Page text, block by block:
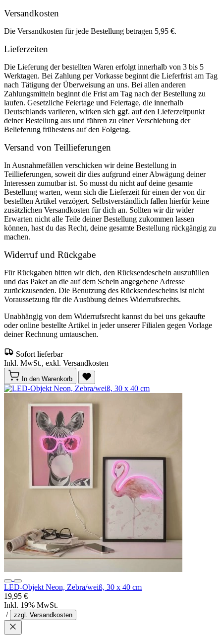
Versandkosten
Die Versandkosten für jede Bestellung betragen 5,95 €.
Lieferzeiten
Die Lieferung der bestellten Waren erfolgt innerhalb von 3 bis 5
Werktagen. Bei Zahlung per Vorkasse beginnt die Lieferfrist am Tag
nach Tätigung der Überweisung an uns. Bei allen anderen
Zahlungsmitteln beginnt die Frist am Tag nach der Bestellung zu
laufen. Gesetzliche Feiertage und Feiertage, die innerhalb
Deutschlands variieren, wirken sich ggf. auf den Lieferzeitpunkt
deiner Bestellung aus und führen zu einer Verschiebung der
Belieferung frühestens auf den Folgetag.
Versand von Teillieferungen
In Ausnahmefällen verschicken wir deine Bestellung in
Teillieferungen, soweit dir dies aufgrund einer Abwägung deiner
Interessen zumutbar ist. So musst du nicht auf deine gesamte
Bestellung warten, wenn sich die Lieferzeit für einen der von dir
bestellten Artikel verzögert. Selbstverständlich fallen hierfür keine
zusätzlichen Versandkosten für dich an. Sollten wir dir wider
Erwarten nicht alle Teile deiner Bestellung zukommen lassen
können, hast du das Recht, deine gesamte Bestellung rückgängig zu
machen.
Widerruf und Rückgabe
Für Rückgaben bitten wir dich, den Rücksendeschein auszufüllen
und das Paket an die auf dem Schein angegebene Adresse
zurückzusenden. Die Benutzung des Rücksendescheins ist nicht
Voraussetzung für die Ausübung deines Widerrufsrechts.
Unabhängig von dem Widerrufsrecht kannst du bei uns gekaufte
oder online bestellte Artikel in jeder unserer Filialen gegen Vorlage
deiner Rechnung umtauschen.
Sofort lieferbar
Inkl. MwSt., exkl. Versandkosten
In den Warenkorb
LED-Objekt Neon, Zebra/weiß, 30 x 40 cm
19,95 €
Inkl. 19% MwSt.
/
zzgl. Versandkosten